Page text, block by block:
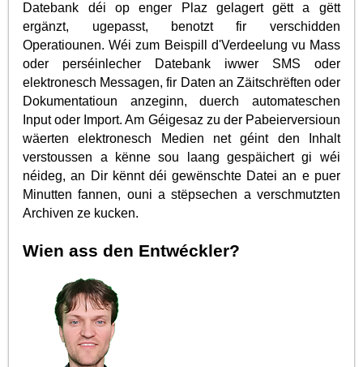
Datebank déi op enger Plaz gelagert gëtt a gëtt
ergänzt, ugepasst, benotzt fir verschidden
Operatiounen. Wéi zum Beispill d'Verdeelung vu Mass
oder perséinlecher Datebank iwwer SMS oder
elektronesch Messagen, fir Daten an Zäitschrëften oder
Dokumentatioun anzeginn, duerch automateschen
Input oder Import. Am Géigesaz zu der Pabeierversioun
wäerten elektronesch Medien net géint den Inhalt
verstoussen a kënne sou laang gespäichert gi wéi
néideg, an Dir kënnt déi gewënschte Datei an e puer
Minutten fannen, ouni a stëpsechen a verschmutzten
Archiven ze kucken.
Wien ass den Entwéckler?